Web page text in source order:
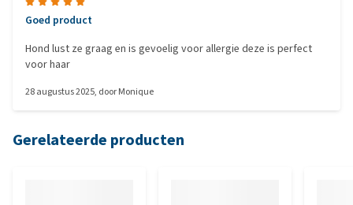
Goed product
Hond lust ze graag en is gevoelig voor allergie deze is perfect
voor haar
28 augustus 2025, doorMonique
Gerelateerde producten